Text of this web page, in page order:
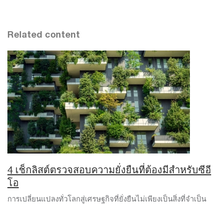
Related content
4 เช็กลิสต์ตรวจสอบความยั่งยืนที่ต้องมีสำหรับซีอี
โอ
การเปลี่ยนแปลงทั่วโลกสู่เศรษฐกิจที่ยั่งยืนไม่เพียงเป็นสิ่งที่จำเป็น